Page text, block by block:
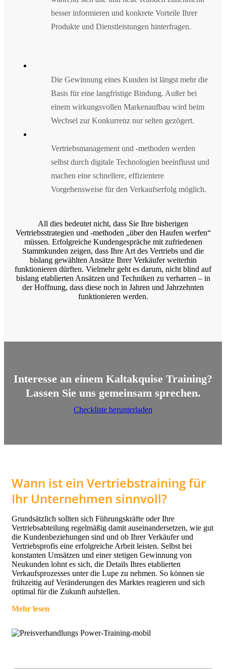
besser informieren und konkrete Vorteile Ihrer
Produkte und Dienstleistungen hinterfragen.
Die Gewinnung eines Kunden ist längst mehr die
Basis für eine langfristige Bindung. Außer bei
einem wirkungsvollen Markenaufbau wird beim
Wechsel zur Konkurrenz nur selten gezögert.
Vertriebsmanagement und -methoden werden
selbst durch digitale Technologien beeinflusst und
machen eine schnellere, effizientere
Vorgehensweise für den Verkaufserfolg möglich.
All dies bedeutet nicht, dass Sie Ihre bisherigen
Vertriebsstrategien und -methoden „über den Haufen werfen“
müssen. Erfolgreiche Kundengespräche mit zufriedenen
Stammkunden zeigen, dass Ihre Art des Vertriebs und die
bislang gewählten Ansätze Ihrer Verkäufer weiterhin
funktionieren dürften. Vielmehr geht es darum, nicht blind auf
bislang etablierten Ansätzen und Techniken zu verharren – in
der Hoffnung, dass diese noch in Jahren und Jahrzehnten
funktionieren werden.
Interesse an einem Kaltakquise Training?
Lassen Sie uns gemeinsam sprechen.
Checkliste herunterladen
Wann ist ein Vertriebstraining für
Ihr Unternehmen sinnvoll?
Grundsätzlich sollten sich Führungskräfte oder Ihre
Vertriebsabteilung regelmäßig damit auseinandersetzen, wie gut
die Kundenbeziehungen sind und ob Ihrer Verkäufer und
Vertriebsprofis eine erfolgreiche Arbeit leisten. Selbst bei
konstanten Umsätzen und einer stetigen Gewinnung von
Neukunden lohnt es sich, die Details Ihres etablierten
Verkaufsprozesses unter die Lupe zu nehmen. So können sie
frühzeitig auf Veränderungen des Marktes reagieren und sich
optimal für die Zukunft aufstellen.
Mehr lesen